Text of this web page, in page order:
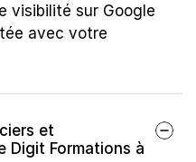
visibilité sur Google
avec votre
et
Digit Formations à